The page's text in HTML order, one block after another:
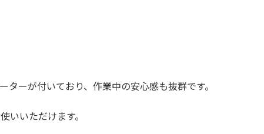
ーが付いており、作業中の安心感も抜群です。
いいただけます。